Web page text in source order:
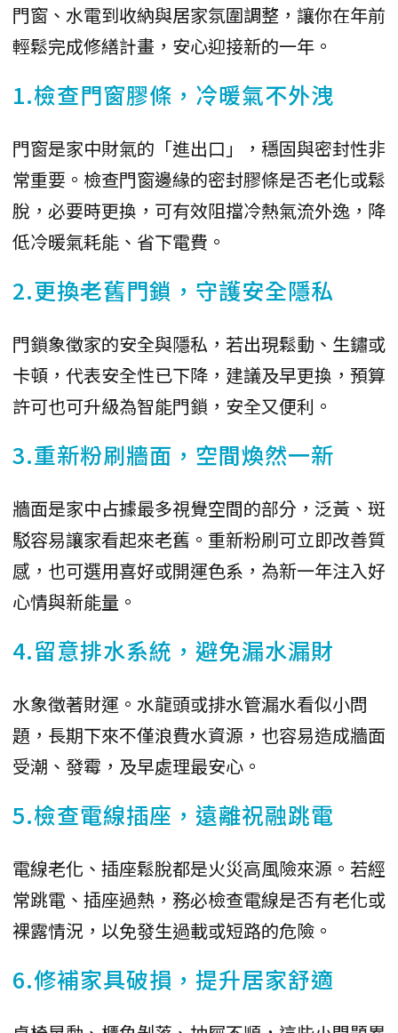
門窗、水電到收納與居家氛圍調整，讓你在年前
輕鬆完成修繕計畫，安心迎接新的一年。
1.檢查門窗膠條，冷暖氣不外洩
門窗是家中財氣的「進出口」，穩固與密封性非
常重要。檢查門窗邊緣的密封膠條是否老化或鬆
脫，必要時更換，可有效阻擋冷熱氣流外逸，降
低冷暖氣耗能、省下電費。
2.更換老舊門鎖，守護安全隱私
門鎖象徵家的安全與隱私，若出現鬆動、生鏽或
卡頓，代表安全性已下降，建議及早更換，預算
許可也可升級為智能門鎖，安全又便利。
3.重新粉刷牆面，空間煥然一新
牆面是家中占據最多視覺空間的部分，泛黃、斑
駁容易讓家看起來老舊。重新粉刷可立即改善質
感，也可選用喜好或開運色系，為新一年注入好
心情與新能量。
4.留意排水系統，避免漏水漏財
水象徵著財運。水龍頭或排水管漏水看似小問
題，長期下來不僅浪費水資源，也容易造成牆面
受潮、發霉，及早處理最安心。
5.檢查電線插座，遠離祝融跳電
電線老化、插座鬆脫都是火災高風險來源。若經
常跳電、插座過熱，務必檢查電線是否有老化或
裸露情況，以免發生過載或短路的危險。
6.修補家具破損，提升居家舒適